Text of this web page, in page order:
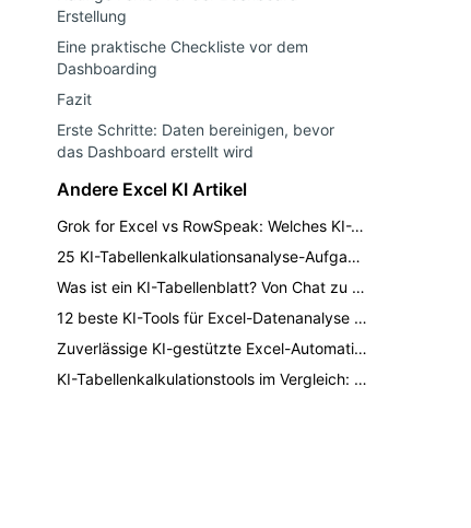
Erstellung
Eine praktische Checkliste vor dem
Dashboarding
Fazit
Erste Schritte: Daten bereinigen, bevor
das Dashboard erstellt wird
Andere Excel KI Artikel
Grok for Excel vs RowSpeak: Welches KI-Tool respektiert Ihre Daten?
25 KI-Tabellenkalkulationsanalyse-Aufgaben für Finanzen und Betrieb (mit Prompts)
Was ist ein KI-Tabellenblatt? Von Chat zu überprüfbaren Geschäftsberichten
12 beste KI-Tools für Excel-Datenanalyse 2026: Auswahl nach Workflow
Zuverlässige KI-gestützte Excel-Automatisierung für wiederkehrende Berichte
KI-Tabellenkalkulationstools im Vergleich: 8 Tools für 2026